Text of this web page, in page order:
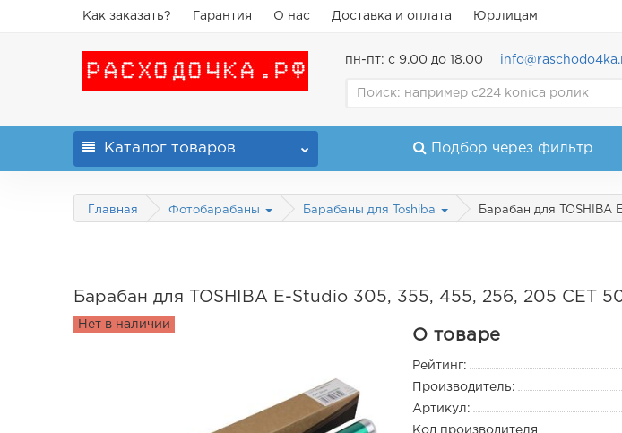
Как заказать? Гарантия О нас Доставка и оплата Юр.лицам
пн-пт: с 9.00 до 18.00
Каталог товаров Подбор через фильтр
Главная Фотобарабаны Барабаны для Toshiba Барабан для TOSHIBA
Барабан для TOSHIBA E-Studio 305, 355, 455, 256, 205 CET
Нет в наличии
О товаре
Рейтинг:
Производитель:
Артикул:
Код производителя